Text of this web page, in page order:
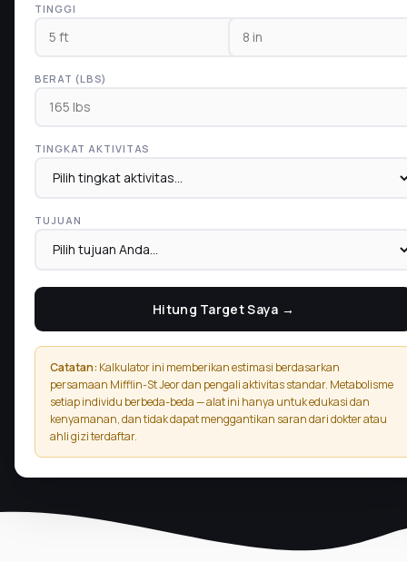
TINGGI
BERAT (LBS)
TINGKAT AKTIVITAS
TUJUAN
Hitung Target Saya →
Catatan: Kalkulator ini memberikan estimasi berdasarkan
persamaan Mifflin-St Jeor dan pengali aktivitas standar. Metabolisme
setiap individu berbeda-beda — alat ini hanya untuk edukasi dan
kenyamanan, dan tidak dapat menggantikan saran dari dokter atau
ahli gizi terdaftar.